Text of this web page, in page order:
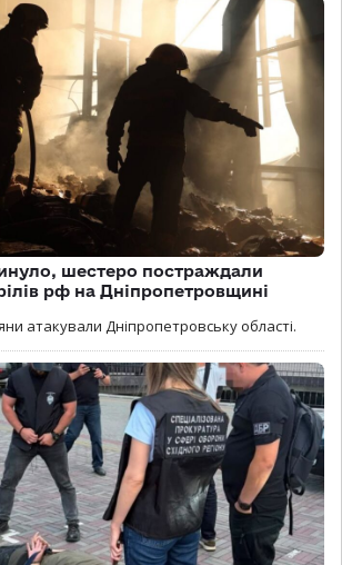
шестеро постраждали
рф на Дніпропетровщині
атакували Дніпропетровську області.